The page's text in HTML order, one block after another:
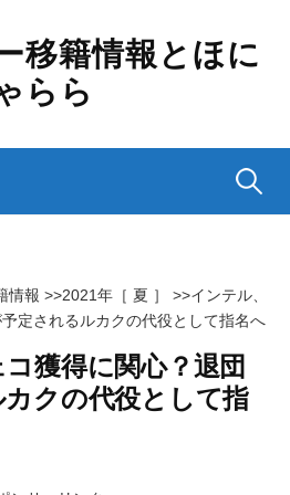
移籍情報とほに
らら
検
情報 >>2021年［ 夏 ］ >>インテル、
定されるルカクの代役として指名へ
獲得に関心？退団
クの代役として指